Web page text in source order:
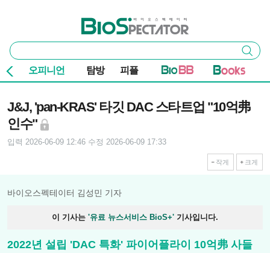
바이오스펙테이터
통
합
검
색
검색
오피니언 탐방 피플
J&J, 'pan-KRAS' 타깃 DAC 스타트업 "10억弗
인수"
입력 2026-06-09 12:46 수정 2026-06-09 17:33
작게 크게
바이오스펙테이터 김성민 기자
이 기사는 '유료 뉴스서비스 BioS+' 기사입니다.
2022년 설립 'DAC 특화' 파이어플라이 10억弗 사들